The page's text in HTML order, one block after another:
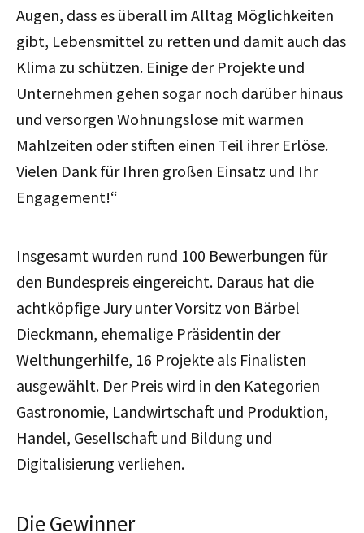
Augen, dass es überall im Alltag Möglichkeiten
gibt, Lebensmittel zu retten und damit auch das
Klima zu schützen. Einige der Projekte und
Unternehmen gehen sogar noch darüber hinaus
und versorgen Wohnungslose mit warmen
Mahlzeiten oder stiften einen Teil ihrer Erlöse.
Vielen Dank für Ihren großen Einsatz und Ihr
Engagement!“
Insgesamt wurden rund 100 Bewerbungen für
den Bundespreis eingereicht. Daraus hat die
achtköpfige Jury unter Vorsitz von Bärbel
Dieckmann, ehemalige Präsidentin der
Welthungerhilfe, 16 Projekte als Finalisten
ausgewählt. Der Preis wird in den Kategorien
Gastronomie, Landwirtschaft und Produktion,
Handel, Gesellschaft und Bildung und
Digitalisierung verliehen.
Die Gewinner